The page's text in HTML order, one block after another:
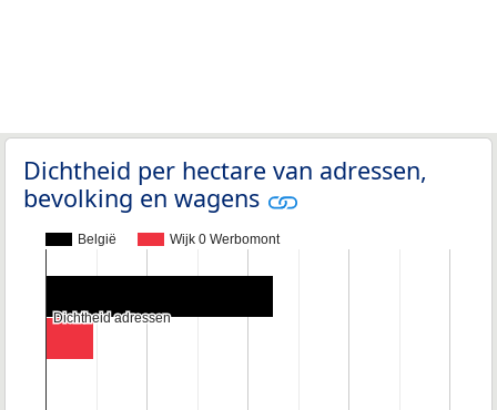
Dichtheid per hectare van adressen,
bevolking en wagens
België Wijk 0 Werbomont
Dichtheid adressen
Dichtheid adressen